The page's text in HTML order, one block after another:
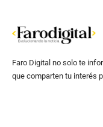
Faro Digital no solo te
que comparten tu interés